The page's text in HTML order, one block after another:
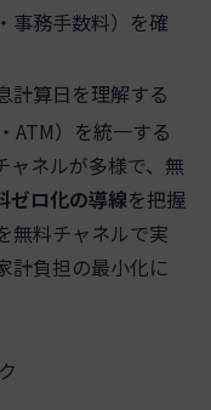
事務手数料）を確
計算日を理解する
ATM）を統一する
ャネルが多様で、無
ゼロ化の導線を把握
無料チャネルで実
計負担の最小化に